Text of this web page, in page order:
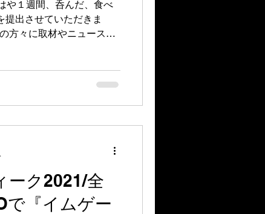
提出させていただきま
方々に取材やニュースと
ーク2021/全
で『イムゲー